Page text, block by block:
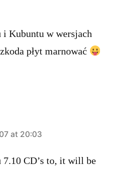
i Kubuntu w wersjach
płyt marnować
at 20:03
7.10 CD’s to, it will be